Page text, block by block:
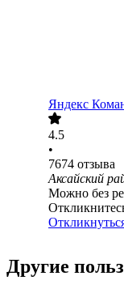
Яндекс
4.5
•
7674 отзыва
Аксайский
Можно без
Другие